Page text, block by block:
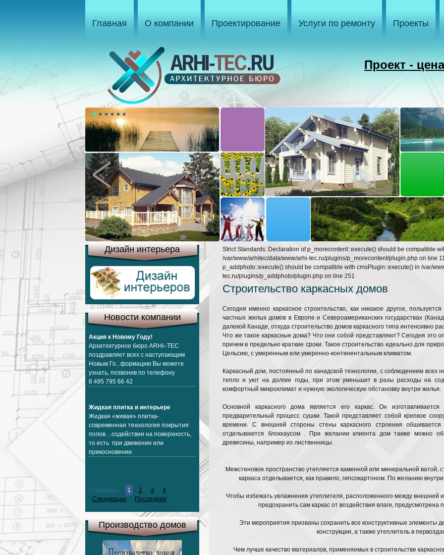
Главная О компании Проектирование Услуги по ремонту Проекты
Проект - цена
Дизайн интерьера
Новости компании
Акция к Новому Году!
Архитектурное бюро ARHI–TEC
поздравляет всех с наступающим
Новым Го...формацию Вы можете
узнать, позвонив по телефону
8 495 795 66 42
Жидкая плитка в интерьере
Жидкая «живая» плитка-
современная технология покрытия
полов ...оздействии на поверхность,
то есть при движении или
прикосновении.
Страницы: 1 2 3
4
Следующая
Последняя
Производство домов
Strict Standards: Declaration of p_morecontent::execute() should be compatible
/var/www/arhitec/data/www/arhi-tec.ru/plugins/p_morecontent/plugin.php on line
p_addphoto::execute() should be compatible with cmsPlugin::execute() in /var/
tec.ru/plugins/p_addphoto/plugin.php on line 251
Строительство каркасных домов
Сегодня именно каркасное строительство, как никакое другое,
частных жилых домов в Европе и Североамериканских государствах
далекой Канаде, откуда строительство домов каркасного типа интенсивно
Что же такое каркасные дома? Что они собой представляют? Сегодня
причем в предельно краткие сроки. Такое строительство идеально для
Цельсию, с умеренным или умеренно-континентальным климатом.
Каркасный дом, постоянный по канадской технологии, с соблюдением всех
тепло и уют на долгие годы, при этом уменьшит в разы расходы на
комфортный микроклимат и нужную экологическую обстановку внутри жилья.
Основной каркасного дома является его каркас. Он
предварительный процесс сушки. Такой представляет собой крепкое
времени. С внешней стороны стены каркасного строения
отделываются блокхаусом . При желании клиента дом также можно
древесины, например из лиственницы.
Межстеновое пространство утепляется каменной или минеральной ватой,
каркаса отделывается, как правило, гипсокартоном. По желанию
Чтобы избежать увлажнения утеплителя, расположенного между внешней
предохранить сам каркас от воздействия влаги, предусмотрена
Эти мероприятия призваны сохранить все конструктивные элементы
конструкции, а также утеплитель в
Чем лучше качество материалов, применяемых в строительстве